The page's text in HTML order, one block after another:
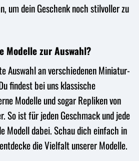
um dein Geschenk noch stilvoller zu
Modelle zur Auswahl?
Auswahl an verschiedenen Miniatur-
findest bei uns klassische
Modelle und sogar Repliken von
So ist für jeden Geschmack und jede
Modell dabei. Schau dich einfach in
die Vielfalt unserer Modelle.